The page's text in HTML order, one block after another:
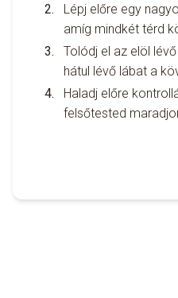
Lépj előre egy
amíg mindkét térd
Tolódj el az elöl
hátul lévő lábat a
Haladj előre
felsőtested